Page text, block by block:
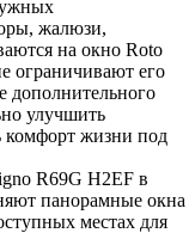
жалюзи,
на окно Roto
ограничивают его
дополнительного
улучшить
комфорт жизни под
R69G H2EF в
панорамные окна
местах для